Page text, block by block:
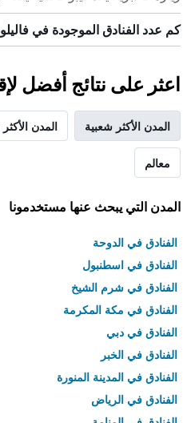
كم عدد الفنادق الموجودة في
اعثر على نتائج أفضل
المدن الأكثر شعبية المدن
معالم
المدن التي يبحث عنها مستخدمونا
الفنادق في الدوحة
الفنادق في اسطنبول
الفنادق في شرم الشيخ
الفنادق في مكة المكرمة
الفنادق في دبي
الفنادق في الخبر
الفنادق في المدينة المنورة
الفنادق في الرياض